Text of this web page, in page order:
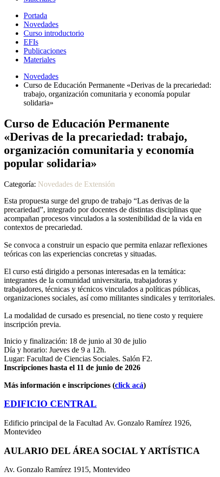
Portada
Novedades
Curso introductorio
EFIs
Publicaciones
Materiales
Novedades
Curso de Educación Permanente «Derivas de la precariedad:
trabajo, organización comunitaria y economía popular
solidaria»
Curso de Educación Permanente
«Derivas de la precariedad: trabajo,
organización comunitaria y economía
popular solidaria»
Categoría: Novedades de Extensión
Esta propuesta surge del grupo de trabajo “Las derivas de la
precariedad”, integrado por docentes de distintas disciplinas que
acompañan procesos vinculados a la sostenibilidad de la vida en
contextos de precariedad.
Se convoca a construir un espacio que permita enlazar reflexiones
teóricas con las experiencias concretas y situadas.
El curso está dirigido a personas interesadas en la temática:
integrantes de la comunidad universitaria, trabajadoras y
trabajadores, técnicas y técnicos vinculados a políticas públicas,
organizaciones sociales, así como militantes sindicales y territoriales.
La modalidad de cursado es presencial, no tiene costo y requiere
inscripción previa.
Inicio y finalización: 18 de junio al 30 de julio
Día y horario: Jueves de 9 a 12h.
Lugar: Facultad de Ciencias Sociales. Salón F2.
Inscripciones hasta el 11 de junio de 2026
Más información e inscripciones (click acá)
EDIFICIO CENTRAL
Edificio principal de la Facultad Av. Gonzalo Ramírez 1926,
Montevideo
AULARIO DEL ÁREA SOCIAL Y ARTÍSTICA
Av. Gonzalo Ramírez 1915, Montevideo